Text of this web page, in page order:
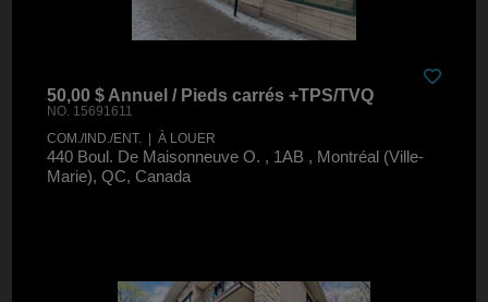
50,00 $ Annuel / Pieds carrés +TPS/TVQ
NO. 15691611
COM./IND./ENT. | À LOUER
440 Boul. De Maisonneuve O. , 1AB , Montréal (Ville-
Marie), QC, Canada